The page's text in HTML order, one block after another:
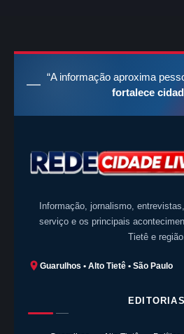
“A informação aproxima
fortalece
Informação, jornalismo,
serviço e os principais
Tietê e
Guarulhos • Alto Tietê • São Paulo
EDITORIAS